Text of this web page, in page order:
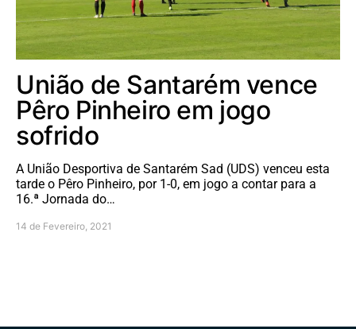
União de Santarém vence
Pêro Pinheiro em jogo
sofrido
A União Desportiva de Santarém Sad (UDS) venceu esta
tarde o Pêro Pinheiro, por 1-0, em jogo a contar para a
16.ª Jornada do…
14 de Fevereiro, 2021